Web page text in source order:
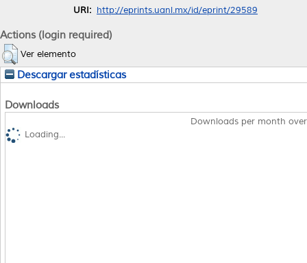
URI: http://eprints.uanl.mx/id/eprint/29589
Actions (login required)
Ver elemento
Descargar estadísticas
Downloads
Downloads per month
Loading...